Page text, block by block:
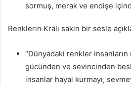
sormuş, merak ve endişe
Renklerin Kralı sakin bir sesle
“Dünyadaki renkler
gücünden ve sevincinden
insanlar hayal kurmayı,